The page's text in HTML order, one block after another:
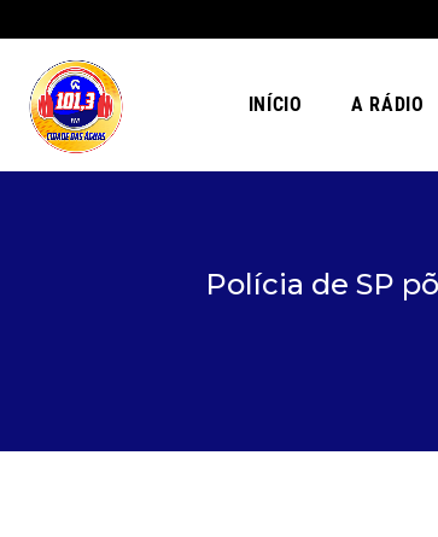
INÍCIO A RÁDIO
Polícia de SP